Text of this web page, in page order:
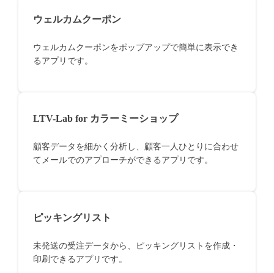
ウェルカムクーポン
ウェルカムクーポンをポップアップで簡単に表示でき
るアプリです。
LTV-Lab for カラーミーショップ
顧客データを細かく分析し、顧客一人ひとりに合わせ
てメールでのアプローチができるアプリです。
ピッキングリスト
未発送の受注データから、ピッキングリストを作成・
印刷できるアプリです。